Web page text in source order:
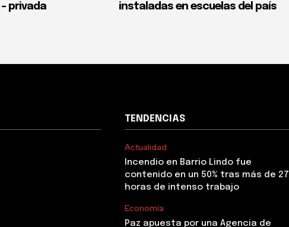
privada
instaladas en escuelas del país
TENDENCIAS
Actualidad
Incendio en Barrio Lindo fue
contenido en un 50% tras más de 27
horas de intenso trabajo
Economía
Paz apuesta por una Agencia de